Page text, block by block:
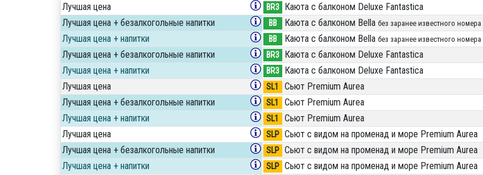
Лучшая цена BR3 Каюта с балконом Deluxe Fantastica
Лучшая цена + безалкогольные напитки BB Каюта с балконом Bella без заранее известного номера
Лучшая цена + напитки BB Каюта с балконом Bella без заранее известного номера
Лучшая цена + безалкогольные напитки BR3 Каюта с балконом Deluxe Fantastica
Лучшая цена + напитки BR3 Каюта с балконом Deluxe Fantastica
Лучшая цена SL1 Сьют Premium Aurea
Лучшая цена + безалкогольные напитки SL1 Сьют Premium Aurea
Лучшая цена + напитки SL1 Сьют Premium Aurea
Лучшая цена SLP Сьют с видом на променад и море Premium Aurea
Лучшая цена + безалкогольные напитки SLP Сьют с видом на променад и море Premium Aurea
Лучшая цена + напитки SLP Сьют с видом на променад и море Premium Aurea